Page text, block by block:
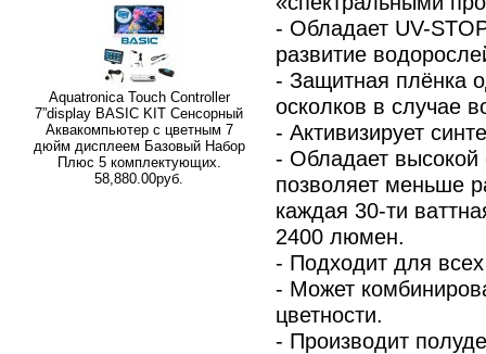
Aquatronica Touch Controller
7”display BASIC KIT Сенсорный
Аквакомпьютер с цветным 7
дюйм дисплеем Базовый Набор
Плюс 5 комплектующих.
58,880.00руб.
- Обладает UV-
развитие
- Защитная плёнка
осколков в случае
- Активизирует
- Обладает высокой
позволяет меньше
каждая 30-ти
2400 люмен.
- Подходит для
- Может
цветности.
- Производит